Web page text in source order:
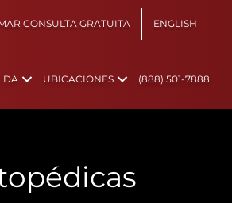
CONSULTA GRATUITA ENGLISH
DA UBICACIONES (888) 501-7888